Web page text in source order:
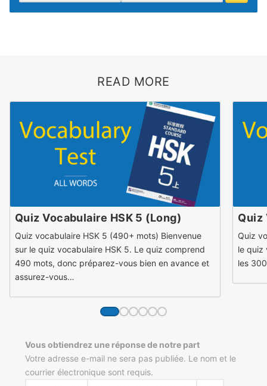
READ MORE
Quiz Vocabulaire HSK 5 (Long)
Quiz vocabulaire HSK 5 (490+ mots) Bienvenue
sur le quiz vocabulaire HSK 5. Le quiz comprend
490 mots, donc préparez-vous bien en avance et
assurez-vous…
Quiz
Quiz
le quiz
les
Vous obtiendrez une réponse de notre part
Votre adresse e-mail ne sera pas publiée. Le nom et le
courrier électronique sont requis.